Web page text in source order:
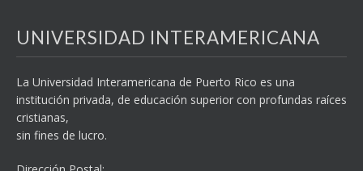
UNIVERSIDAD INTERAMERICANA
La Universidad Interamericana de Puerto Rico es una
institución privada, de educación superior con profundas raíces
cristianas,
sin fines de lucro.